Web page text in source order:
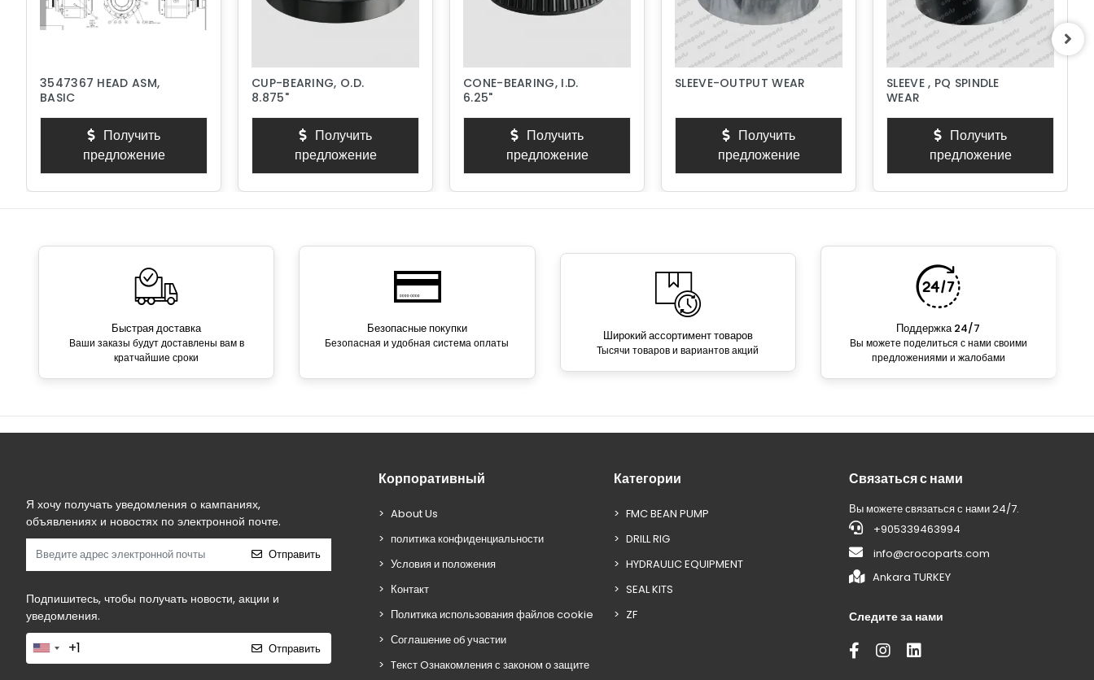
3547367 HEAD ASM,
BASIC
Получить
предложение
CUP-BEARING, O.D.
8.875"
Получить
предложение
CONE-BEARING, I.D.
6.25"
Получить
предложение
SLEEVE-OUTPUT WEAR
Получить
предложение
SLEEVE , PQ SPINDLE
WEAR
Получить
предложение
Быстрая доставка
Ваши заказы будут доставлены вам в
кратчайшие сроки
Безопасные покупки
Безопасная и удобная система оплаты Широкий ассортимент товаров
Тысячи товаров и вариантов акций
Поддержка 24/7
Вы можете поделиться с нами своими
предложениями и жалобами
Я хочу получать уведомления о кампаниях,
объявлениях и новостях по электронной почте.
Отправить
Подпишитесь, чтобы получать новости, акции и
уведомления.
Отправить
Корпоративный
About Us
политика конфиденциальности
Условия и положения
Контакт
Политика использования файлов cookie
Соглашение об участии
Tекст Oзнакомления с законом о защите
Категории
FMC BEAN PUMP
DRILL RIG
HYDRAULIC EQUIPMENT
SEAL KITS
ZF
Связаться с нами
Вы можете связаться с нами 24/7.
+905339463994
info@crocoparts.com
Ankara TURKEY
Следите за нами